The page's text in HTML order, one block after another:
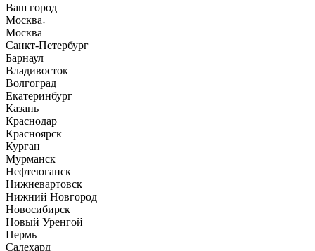
Ваш город
Москва
Москва
Санкт-Петербург
Барнаул
Владивосток
Волгоград
Екатеринбург
Казань
Краснодар
Красноярск
Курган
Мурманск
Нефтеюганск
Нижневартовск
Нижний Новгород
Новосибирск
Новый Уренгой
Пермь
Салехард